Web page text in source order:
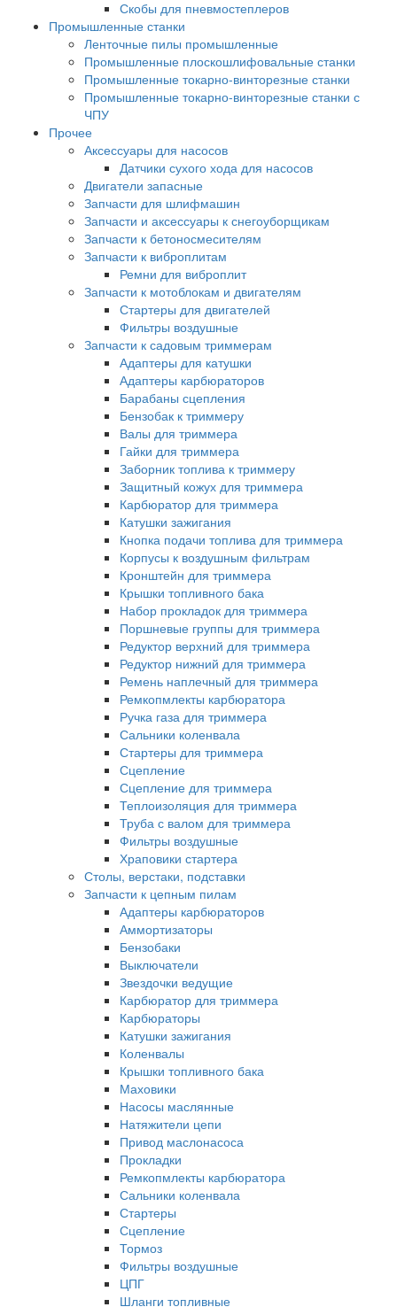
Скобы для пневмостеплеров
Промышленные станки
Ленточные пилы промышленные
Промышленные плоскошлифовальные станки
Промышленные токарно-винторезные станки
Промышленные токарно-винторезные станки с
ЧПУ
Прочее
Аксессуары для насосов
Датчики сухого хода для насосов
Двигатели запасные
Запчасти для шлифмашин
Запчасти и аксессуары к снегоуборщикам
Запчасти к бетоносмесителям
Запчасти к виброплитам
Ремни для виброплит
Запчасти к мотоблокам и двигателям
Стартеры для двигателей
Фильтры воздушные
Запчасти к садовым триммерам
Адаптеры для катушки
Адаптеры карбюраторов
Барабаны сцепления
Бензобак к триммеру
Валы для триммера
Гайки для триммера
Заборник топлива к триммеру
Защитный кожух для триммера
Карбюратор для триммера
Катушки зажигания
Кнопка подачи топлива для триммера
Корпусы к воздушным фильтрам
Кронштейн для триммера
Крышки топливного бака
Набор прокладок для триммера
Поршневые группы для триммера
Редуктор верхний для триммера
Редуктор нижний для триммера
Ремень наплечный для триммера
Ремкопмлекты карбюратора
Ручка газа для триммера
Сальники коленвала
Стартеры для триммера
Сцепление
Сцепление для триммера
Теплоизоляция для триммера
Труба с валом для триммера
Фильтры воздушные
Храповики стартера
Столы, верстаки, подставки
Запчасти к цепным пилам
Адаптеры карбюраторов
Аммортизаторы
Бензобаки
Выключатели
Звездочки ведущие
Карбюратор для триммера
Карбюраторы
Катушки зажигания
Коленвалы
Крышки топливного бака
Маховики
Насосы маслянные
Натяжители цепи
Привод маслонасоса
Прокладки
Ремкопмлекты карбюратора
Сальники коленвала
Стартеры
Сцепление
Тормоз
Фильтры воздушные
ЦПГ
Шланги топливные